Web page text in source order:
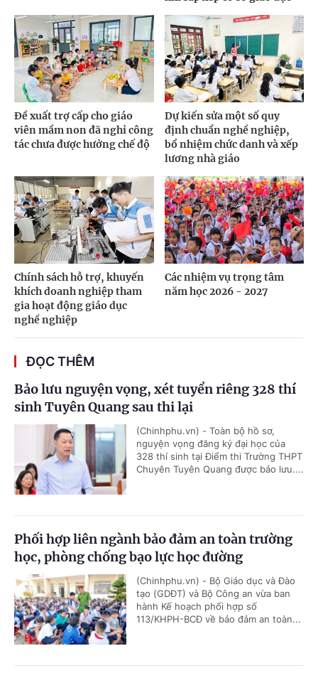
Đề xuất trợ cấp cho giáo
viên mầm non đã nghỉ công
tác chưa được hưởng chế độ
Dự kiến sửa một số quy
định chuẩn nghề nghiệp,
bổ nhiệm chức danh và xếp
lương nhà giáo
Chính sách hỗ trợ, khuyến
khích doanh nghiệp tham
gia hoạt động giáo dục
nghề nghiệp
Các nhiệm vụ trọng tâm
năm học 2026 - 2027
ĐỌC THÊM
Bảo lưu nguyện vọng, xét tuyển riêng 328 thí
sinh Tuyên Quang sau thi lại
(Chinhphu.vn) - Toàn bộ hồ sơ,
nguyện vọng đăng ký đại học của
328 thí sinh tại Điểm thi Trường THPT
Chuyên Tuyên Quang được bảo lưu....
Phối hợp liên ngành bảo đảm an toàn trường
học, phòng chống bạo lực học đường
(Chinhphu.vn) - Bộ Giáo dục và Đào
tạo (GDĐT) và Bộ Công an vừa ban
hành Kế hoạch phối hợp số
113/KHPH-BCĐ về bảo đảm an toàn...